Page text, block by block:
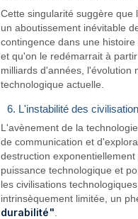
Cette singularité suggère
un aboutissement inévitable
contingence dans une
et qu'on le redémarrait à
milliards d'années, l'évolution
technologique actuelle.
6. L'instabilité des
L'avènement de la
de communication et
destruction
puissance technologique et
les civilisations
intrinsèquement limitée, un
durabilité"